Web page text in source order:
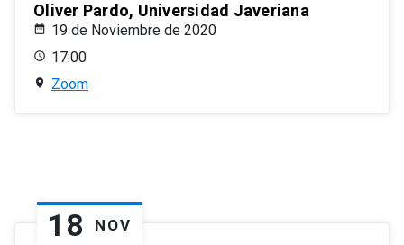
Oliver Pardo, Universidad Javeriana
19 de Noviembre de 2020
17:00
Zoom
18 NOV